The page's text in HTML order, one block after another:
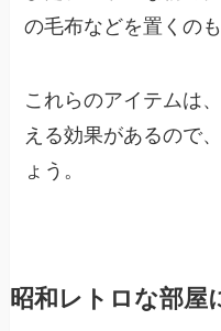
の毛布などを置くの
これらのアイテムは
える効果があるので
ょう。
昭和レトロな部屋